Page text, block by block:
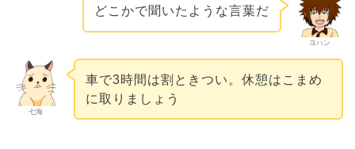
ヨハン
どこかで聞いたような言葉だ
七海
車で3時間は割ときつい。休憩はこまめ
に取りましょう